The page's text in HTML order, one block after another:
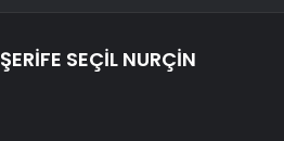
ŞERİFE SEÇİL NURÇİN